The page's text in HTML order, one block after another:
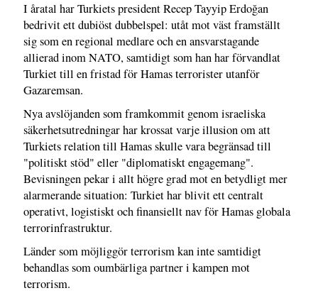
I åratal har Turkiets president Recep Tayyip Erdoğan
bedrivit ett dubiöst dubbelspel: utåt mot väst framställt
sig som en regional medlare och en ansvarstagande
allierad inom NATO, samtidigt som han har förvandlat
Turkiet till en fristad för Hamas terrorister utanför
Gazaremsan.
Nya avslöjanden som framkommit genom israeliska
säkerhetsutredningar har krossat varje illusion om att
Turkiets relation till Hamas skulle vara begränsad till
"politiskt stöd" eller "diplomatiskt engagemang".
Bevisningen pekar i allt högre grad mot en betydligt mer
alarmerande situation: Turkiet har blivit ett centralt
operativt, logistiskt och finansiellt nav för Hamas globala
terrorinfrastruktur.
Länder som möjliggör terrorism kan inte samtidigt
behandlas som oumbärliga partner i kampen mot
terrorism.